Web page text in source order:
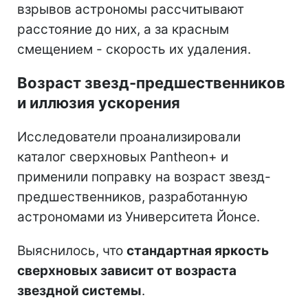
взрывов астрономы рассчитывают
расстояние до них, а за красным
смещением - скорость их удаления.
Возраст звезд-предшественников
и иллюзия ускорения
Исследователи проанализировали
каталог сверхновых Pantheon+ и
применили поправку на возраст звезд-
предшественников, разработанную
астрономами из Университета Йонсе.
Выяснилось, что стандартная яркость
сверхновых зависит от возраста
звездной системы.